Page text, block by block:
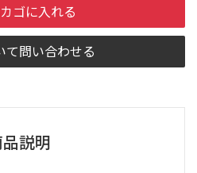
ゴに入れる
て問い合わせる
説明